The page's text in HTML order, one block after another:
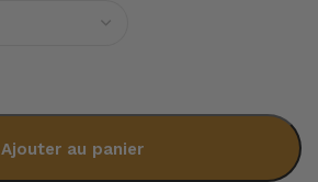
Ajouter au panier